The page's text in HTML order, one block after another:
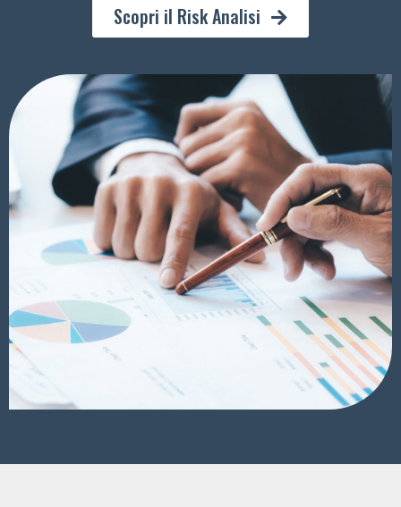
Scopri il Risk Analisi